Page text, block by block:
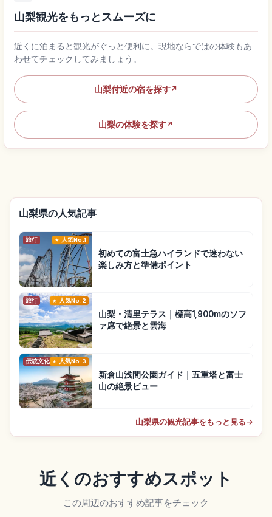
山梨観光をもっとスムーズに
近くに泊まると観光がぐっと便利に。現地ならではの体験もあ
わせてチェックしてみましょう。
山梨付近の宿を探す↗
山梨の体験を探す↗
山梨県の人気記事
旅行 人気No.1
初めての富士急ハイランドで迷わない
楽しみ方と準備ポイント
旅行 人気No.2
山梨・清里テラス｜標高1,900mのソフ
ァ席で絶景と雲海
伝統文化 人気No.3
新倉山浅間公園ガイド｜五重塔と富士
山の絶景ビュー
山梨県の観光記事をもっと見る→
近くのおすすめスポット
この周辺のおすすめ記事をチェック